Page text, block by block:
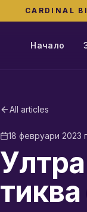
CARDINAL
Начало
All articles
18 февруари 2023